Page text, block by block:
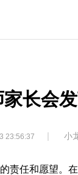
长会
23:56:37 | 小
责任和愿望。